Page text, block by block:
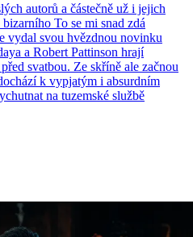
autorů a částečně už i jejich
To se mi snad zdá
vydal svou hvězdnou novinku
a Robert Pattinson hrají
svatbou. Ze skříně ale začnou
k vypjatým i absurdním
na tuzemské službě